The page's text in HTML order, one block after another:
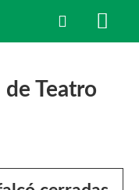
Teatro